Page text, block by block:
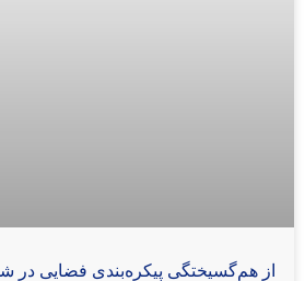
از هم‌گسیختگی پیکره‌بندی فضایی در